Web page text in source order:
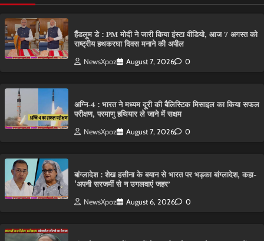
हैंडलूम डे : PM मोदी ने जारी किया इंस्टा वीडियो, आज 7 अगस्त को
राष्ट्रीय हथकरघा दिवस मनाने की अपील
NewsXpoz August 7, 2026 0
अग्नि-4 : भारत ने मध्यम दूरी की बैलिस्टिक मिसाइल का किया सफल
परीक्षण, परमाणु हथियार ले जाने में सक्षम
NewsXpoz August 7, 2026 0
बांग्लादेश : शेख हसीना के बयान से भारत पर भड़का बांग्लादेश, कहा-
‘अपनी सरजमीं से न उगलवाएं जहर’
NewsXpoz August 6, 2026 0